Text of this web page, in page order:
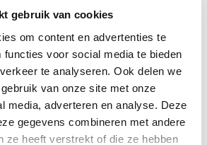
gebruik van cookies
om content en advertenties te
functies voor social media te bieden
te analyseren. Ook delen we
van onze site met onze
media, adverteren en analyse. Deze
gegevens combineren met andere
ze heeft verstrekt of die ze hebben
van de Geest 20 jaar. Ter gelegenheid
toont Museum van de Geest
Haarlemse Dolhuys, waar het museum
Tom Theeuwen selecteerde uit de
nooit eerder vertoonde
gebouw. De beelden zijn
2024 te zien in de Zorgzaal van